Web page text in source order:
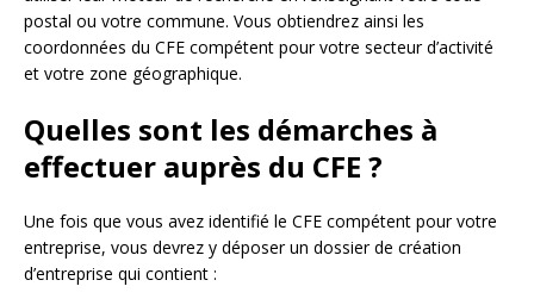
postal ou votre commune. Vous obtiendrez ainsi les
coordonnées du CFE compétent pour votre secteur d’activité
et votre zone géographique.
Quelles sont les démarches à
effectuer auprès du CFE ?
Une fois que vous avez identifié le CFE compétent pour votre
entreprise, vous devrez y déposer un dossier de création
d’entreprise qui contient :